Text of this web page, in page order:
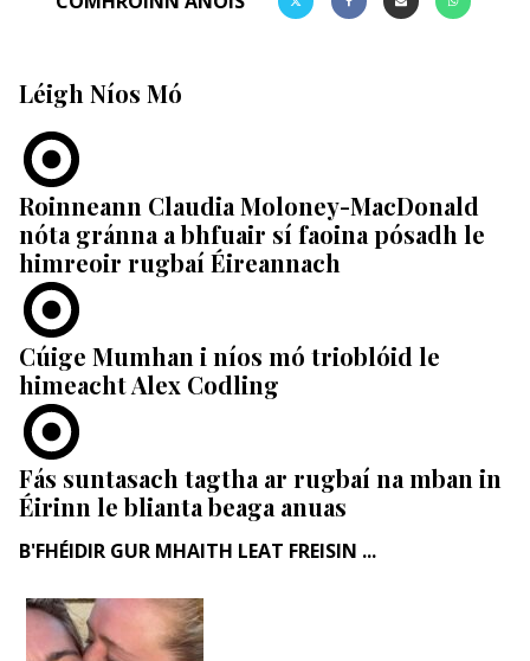
Léigh Níos Mó
Roinneann Claudia Moloney-MacDonald
nóta gránna a bhfuair sí faoina pósadh le
himreoir rugbaí Éireannach
Cúige Mumhan i níos mó trioblóid le
himeacht Alex Codling
Fás suntasach tagtha ar rugbaí na mban in
Éirinn le blianta beaga anuas
B'FHÉIDIR GUR MHAITH LEAT FREISIN ...